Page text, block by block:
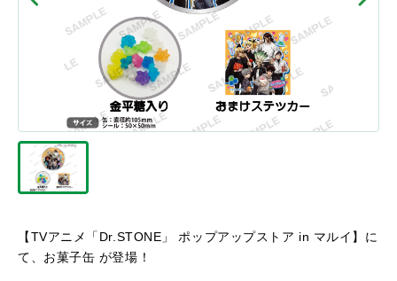
【TVアニメ「Dr.STONE」 ポップアップストア in マルイ】に
て、お菓子缶 が登場！